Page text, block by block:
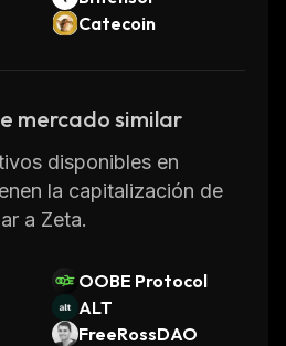
Catecoin
mercado similar
disponibles en
la capitalización de
a Zeta.
OOBE Protocol
ALT
FreeRossDAO